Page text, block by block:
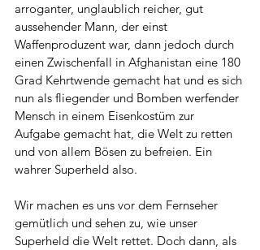
arroganter, unglaublich reicher, gut
aussehender Mann, der einst
Waffenproduzent war, dann jedoch durch
einen Zwischenfall in Afghanistan eine 180
Grad Kehrtwende gemacht hat und es sich
nun als fliegender und Bomben werfender
Mensch in einem Eisenkostüm zur
Aufgabe gemacht hat, die Welt zu retten
und von allem Bösen zu befreien. Ein
wahrer Superheld also.
Wir machen es uns vor dem Fernseher
gemütlich und sehen zu, wie unser
Superheld die Welt rettet. Doch dann, als